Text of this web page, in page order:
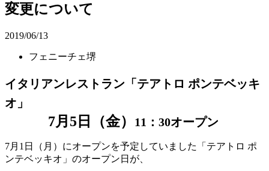
変更について
2019/06/13
フェニーチェ堺
イタリアンレストラン「テアトロ ポンテベッキ
オ」
7月 5 日（金） 11：30オープン
7月 1 日（月）にオープンを予定していました「テアトロ ポ
ンテベッキオ」のオープン日が、